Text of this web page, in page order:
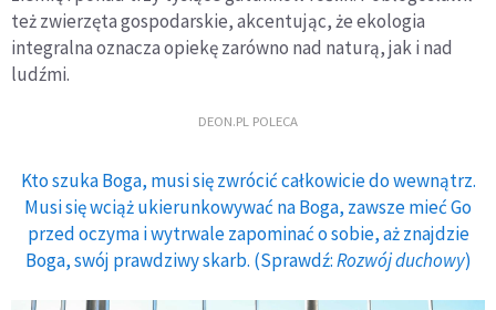
też zwierzęta gospodarskie, akcentując, że ekologia
integralna oznacza opiekę zarówno nad naturą, jak i nad
ludźmi.
DEON.PL POLECA
Kto szuka Boga, musi się zwrócić całkowicie do wewnątrz.
Musi się wciąż ukierunkowywać na Boga, zawsze mieć Go
przed oczyma i wytrwale zapominać o sobie, aż znajdzie
Boga, swój prawdziwy skarb. (Sprawdź:Rozwój duchowy)